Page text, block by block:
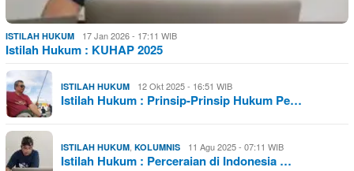
ISTILAH HUKUM 17 Jan 2026 - 17:11 WIB
Istilah Hukum : KUHAP 2025
ISTILAH HUKUM 12 Okt 2025 - 16:51 WIB
Istilah Hukum : Prinsip-Prinsip Hukum Pe…
ISTILAH HUKUM, KOLUMNIS 11 Agu 2025 - 07:11 WIB
Istilah Hukum : Perceraian di Indonesia …